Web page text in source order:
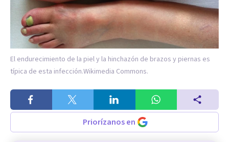
El endurecimiento de la piel y la hinchazón de brazos y piernas es
típica de esta infección.Wikimedia Commons.
Priorízanos en